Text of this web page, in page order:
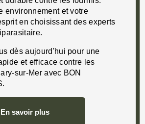
environnement et votre
en choisissant des experts
dès aujourd'hui pour une
et efficace contre les
sur-Mer avec BON
En savoir plus